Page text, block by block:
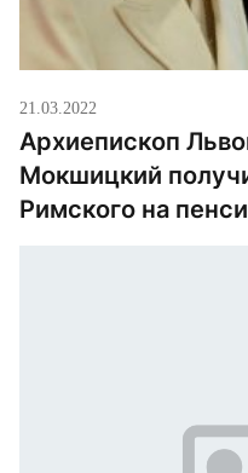
21.03.2022
Архиепископ
Мокшицкий
Римского на